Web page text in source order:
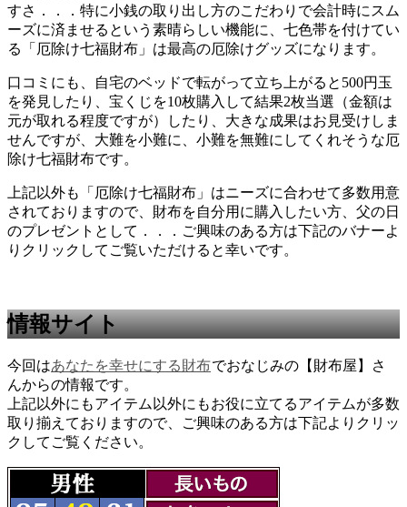
すさ．．．特に小銭の取り出し方のこだわりで会計時にスム
ーズに済ませるという素晴らしい機能に、七色帯を付けてい
る「厄除け七福財布」は最高の厄除けグッズになります。
口コミにも、自宅のベッドで転がって立ち上がると500円玉
を発見したり、宝くじを10枚購入して結果2枚当選（金額は
元が取れる程度ですが）したり、大きな成果はお見受けしま
せんですが、大難を小難に、小難を無難にしてくれそうな厄
除け七福財布です。
上記以外も「厄除け七福財布」はニーズに合わせて多数用意
されておりますので、財布を自分用に購入したい方、父の日
のプレゼントとして．．．ご興味のある方は下記のバナーよ
りクリックしてご覧いただけると幸いです。
情報サイト
今回はあなたを幸せにする財布でおなじみの【財布屋】さ
んからの情報です。
上記以外にもアイテム以外にもお役に立てるアイテムが多数
取り揃えておりますので、ご興味のある方は下記よりクリッ
クしてご覧ください。